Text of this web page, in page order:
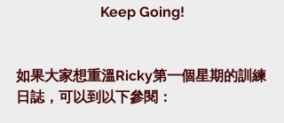
Keep Going!
如果大家想重溫Ricky第一個星期的訓練
日誌，可以到以下參閱：